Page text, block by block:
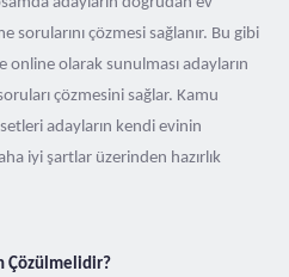
sorularını çözmesi sağlanır. Bu gibi
online olarak sunulması adayların
çözmesini sağlar. Kamu
adayların kendi evinin
iyi şartlar üzerinden hazırlık
Çözülmelidir?